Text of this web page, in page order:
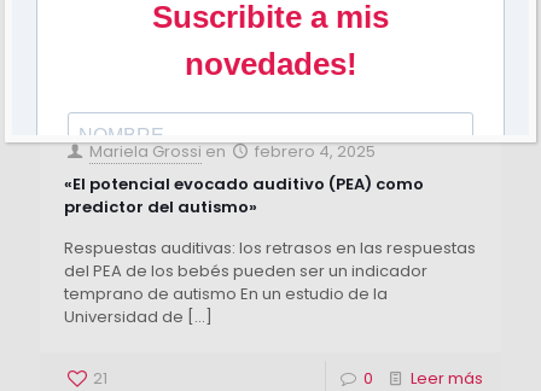
Mariela Grossien
febrero 4, 2025
«El potencial evocado auditivo (PEA) como
predictor del autismo»
Respuestas auditivas: los retrasos en las respuestas
del PEA de los bebés pueden ser un indicador
temprano de autismo En un estudio de la
Universidad de […]
21 0 Leer más